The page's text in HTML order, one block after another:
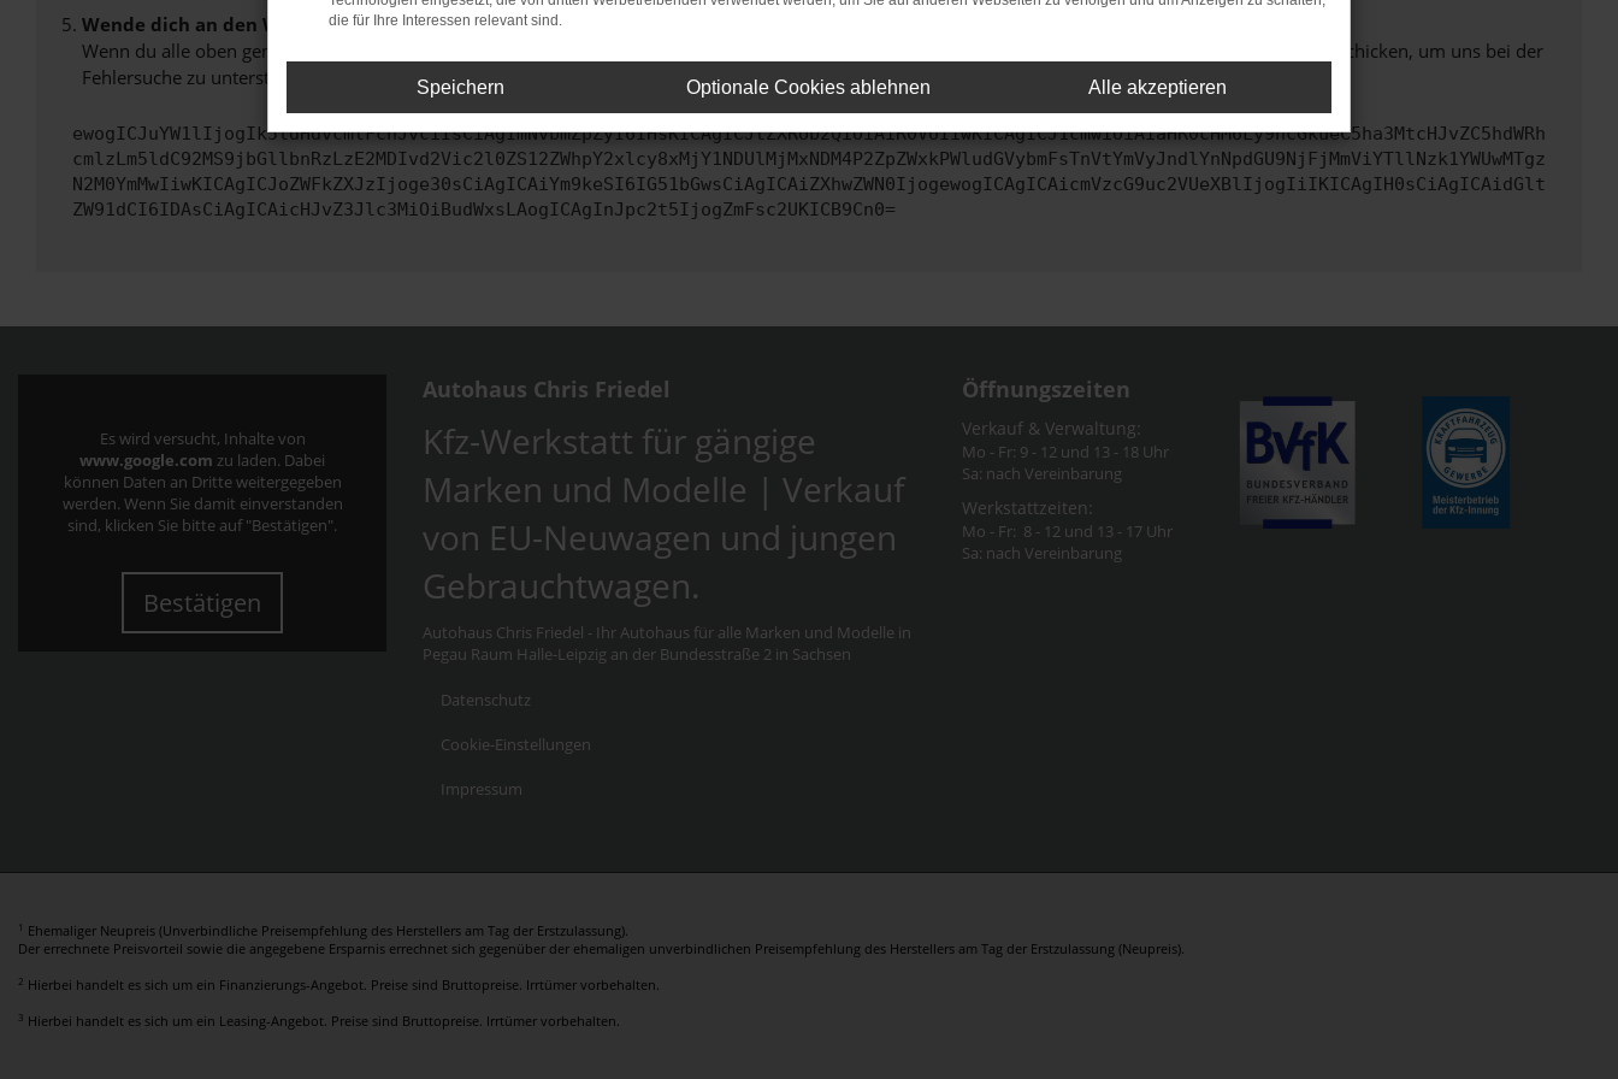
Wende dich an den Webseitenbetreiber.
Wenn du alle oben genannten Schritte versucht hast, kontaktiere uns bitte. Wir werden versuchen, das Problem zu beheben. Du kannst uns diesen Text schicken, um uns bei der
Fehlersuche zu unterstützen:
ewogICJuYW1lIjogIk5ldHdvcmtFcnJvciIsCiAgImNvbmZpZyI6IHsKICAgICJtZXRob2QiOiAiR0VUIiwKICAgICJ1cmwiOiAiaHR0cHM6Ly9hcGkueC5ha3MtcHJvZC5hdWRh
cmlzLm5ldC92MS9jbGllbnRzLzE2MDIvd2Vic2l0ZS12ZWhpY2xlcy8xMjY1NDUlMjMxNDM4P2ZpZWxkPWludGVybmFsTnVtYmVyJndlYnNpdGU9NjFjMmViYTllNzk1YWUwMTgz
N2M0YmMwIiwKICAgICJoZWFkZXJzIjoge30sCiAgICAiYm9keSI6IG51bGwsCiAgICAiZXhwZWN0IjogewogICAgICAicmVzcG9uc2VUeXBlIjogIiIKICAgIH0sCiAgICAidGlt
ZW91dCI6IDAsCiAgICAicHJvZ3Jlc3MiOiBudWxsLAogICAgInJpc2t5IjogZmFsc2UKICB9Cn0=
Es wird versucht, Inhalte von
www.google.com zu laden. Dabei
können Daten an Dritte weitergegeben
werden. Wenn Sie damit einverstanden
sind, klicken Sie bitte auf "Bestätigen".
Bestätigen
Autohaus Chris Friedel
Kfz-Werkstatt für gängige
Marken und Modelle | Verkauf
von EU-Neuwagen und jungen
Gebrauchtwagen.
Autohaus Chris Friedel - Ihr Autohaus für alle Marken und Modelle in
Pegau Raum Halle-Leipzig an der Bundesstraße 2 in Sachsen
Datenschutz
Cookie-Einstellungen
Impressum
Öffnungszeiten
Verkauf & Verwaltung:
Mo - Fr: 9 - 12 und 13 - 18 Uhr
Sa: nach Vereinbarung
Werkstattzeiten:
Mo - Fr: 8 - 12 und 13 - 17 Uhr
Sa: nach Vereinbarung
1 Ehemaliger Neupreis (Unverbindliche Preisempfehlung des Herstellers am Tag der Erstzulassung).
Der errechnete Preisvorteil sowie die angegebene Ersparnis errechnet sich gegenüber der ehemaligen unverbindlichen Preisempfehlung des Herstellers am Tag der Erstzulassung (Neupreis).
2 Hierbei handelt es sich um ein Finanzierungs-Angebot. Preise sind Bruttopreise. Irrtümer vorbehalten.
3 Hierbei handelt es sich um ein Leasing-Angebot. Preise sind Bruttopreise. Irrtümer vorbehalten.
die für Ihre Interessen relevant sind.
Speichern Optionale Cookies ablehnen Alle akzeptieren